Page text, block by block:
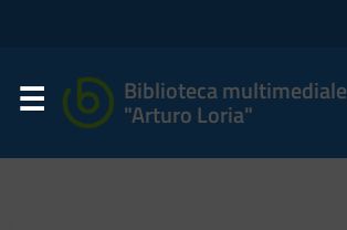
Biblioteca multimediale
"Arturo Loria"